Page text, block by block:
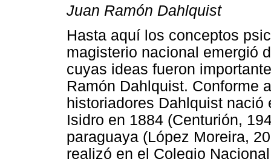
Juan Ramón Dahlquist
Hasta aquí los conceptos
magisterio nacional emergió
cuyas ideas fueron
Ramón Dahlquist. Conforme
historiadores Dahlquist
Isidro en 1884 (Centurión,
paraguaya (López Moreira,
realizó en el Colegio